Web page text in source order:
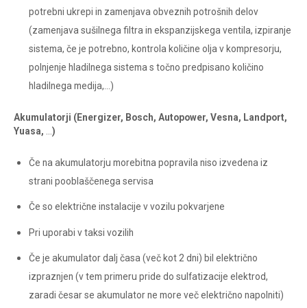
potrebni ukrepi in zamenjava obveznih potrošnih delov
(zamenjava sušilnega filtra in ekspanzijskega ventila, izpiranje
sistema, če je potrebno, kontrola količine olja v kompresorju,
polnjenje hladilnega sistema s točno predpisano količino
hladilnega medija,…)
Akumulatorji (Energizer, Bosch, Autopower, Vesna, Landport,
Yuasa, …)
Če na akumulatorju morebitna popravila niso izvedena iz
strani pooblaščenega servisa
Če so električne instalacije v vozilu pokvarjene
Pri uporabi v taksi vozilih
Če je akumulator dalj časa (več kot 2 dni) bil električno
izpraznjen (v tem primeru pride do sulfatizacije elektrod,
zaradi česar se akumulator ne more več električno napolniti)